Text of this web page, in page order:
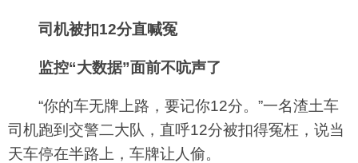
司机被扣12分直喊冤
监控“大数据”面前不吭声了
“你的车无牌上路，要记你12分。”一名渣土车
司机跑到交警二大队，直呼12分被扣得冤枉，说当
天车停在半路上，车牌让人偷。